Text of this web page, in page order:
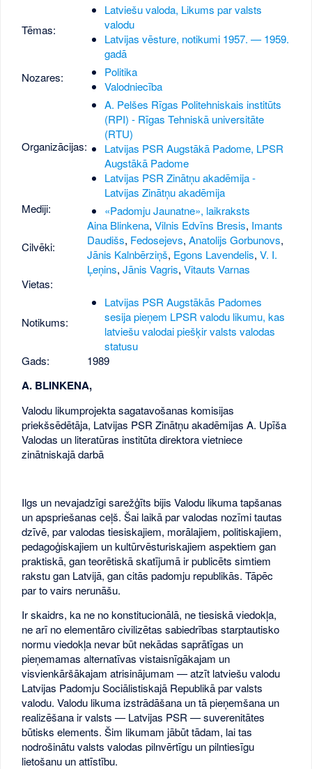
Tēmas:
Latviešu valoda, Likums par valsts
valodu
Latvijas vēsture, notikumi 1957. — 1959.
gadā
Nozares:
Politika
Valodniecība
Organizācijas:
A. Pelšes Rīgas Politehniskais institūts
(RPI) - Rīgas Tehniskā universitāte
(RTU)
Latvijas PSR Augstākā Padome, LPSR
Augstākā Padome
Latvijas PSR Zinātņu akadēmija -
Latvijas Zinātņu akadēmija
Mediji:
«Padomju Jaunatne», laikraksts
Cilvēki:
Aina Blinkena,Vilnis Edvīns Bresis, Imants
Daudišs, Fedosejevs,Anatolijs Gorbunovs,
Jānis Kalnbērziņš, Egons Lavendelis,V. I.
Ļeņins,Jānis Vagris,Vitauts Varnas
Vietas:
Notikums:
Latvijas PSR Augstākās Padomes
sesija pieņem LPSR valodu likumu, kas
latviešu valodai piešķir valsts valodas
statusu
Gads:
1989
A. BLINKENA,
Valodu likumprojekta sagatavošanas komisijas
priekšsēdētāja, Latvijas PSR Zinātņu akadēmijas A. Upīša
Valodas un literatūras institūta direktora vietniece
zinātniskajā darbā
Ilgs un nevajadzīgi sarežģīts bijis Valodu likuma tapšanas
un apspriešanas ceļš. Šai laikā par valodas nozīmi tautas
dzīvē, par valodas tiesiskajiem, morālajiem, politiskajiem,
pedagoģiskajiem un kultūrvēsturiskajiem aspektiem gan
praktiskā, gan teorētiskā skatījumā ir publicēts simtiem
rakstu gan Latvijā, gan citās padomju republikās. Tāpēc
par to vairs nerunāšu.
Ir skaidrs, ka ne no konstitucionālā, ne tiesiskā viedokļa,
ne arī no elementāro civilizētas sabiedrības starptautisko
normu viedokļa nevar būt nekādas saprātīgas un
pieņemamas alternatīvas vistaisnīgākajam un
visvienkāršākajam atrisinājumam — atzīt latviešu valodu
Latvijas Padomju Sociālistiskajā Republikā par valsts
valodu. Valodu likuma izstrādāšana un tā pieņemšana un
realizēšana ir valsts — Latvijas PSR — suverenitātes
būtisks elements. Šim likumam jābūt tādam, lai tas
nodrošinātu valsts valodas pilnvērtīgu un pilntiesīgu
lietošanu un attīstību.